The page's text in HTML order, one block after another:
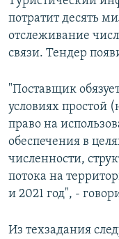
потратит десять
отслеживание
связи. Тендер
"Поставщик
условиях простой
право на
обеспечения в
численности,
потока на
и 2021 год", -
Из техзадания